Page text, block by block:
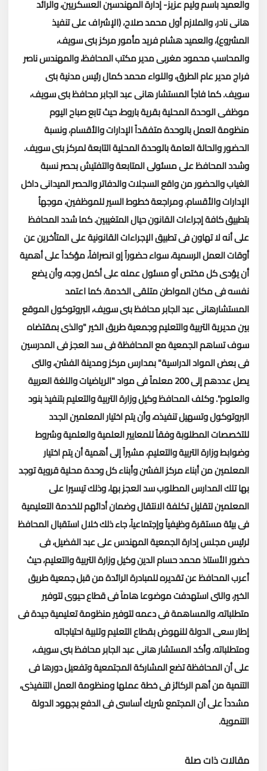
والعميد باسم وليم عزيز- إدارة المهندسين العسكريين، والرائد
هانى نادر، والملازم أول محمد صلاح، (الإشراف على تنفيذ
المشروع)، والعميد هشام فريد مأمور مركز بنى سويف،
والمحاسب محمود مغربى مدير مكتب المحافظ، والمهندس ناصر
فراج مدير عام الطرق، واللواء محمد كمال رئيس مدنية بنى
سويف.كما فاجأ المستشار هانى عبد الجابر محافظ بنى سويف،
موظفى الوحدة المحلية بقرية باروط، حيث تابع صباح اليوم
منظومة العمل بالوحدة متفقداً الإدارات والأقسام، ونسبة
الحضور والحالة العامة بالوحدة المحلية التابعة لمركز بنى سويف.
وشدد المحافظ على مسئولى المتابعة والتفتيش بحصر نسبة
الغياب والحضور من واقع السجلات والدفاتر والحصر الميدانى داخل
الإدارات والأقسام، ومراجعة خطوط السير للموظفين، موجهاُ
بتطبيق كافة إجراءات القانون حيال المتغيبين.كما شدد المحافظ
على أنه لا تهاون فى تطبيق الإجراءات القانونية على المتأخرين عن
أوقات العمل الرسمية، سواء حضوراً إو انصرافاً، مؤكداً على أهمية
أن يؤدى كل مختص أو مسئول عمله على أكمل وجه، وأن يضع
نفسه فى مكان المواطن متلقى الخدمة.كما اعتمد
المستشارهانى عبد الجابر محافظ بنى سويف، البروتوكول الموقع
بين مديرية التربية والتعليم وجمعية طريق الخير "والذى بمقتضاه
سوف تساهم الجمعية مع المحافظة فى سد العجز فى المدرسين
فى بعض المواد الدراسية" بمدارس مركز ومدينة الفشن، والتى
يصل عددهم إلى 200 معلماً فى مواد "الرياضيات واللغة العربية
والعلوم".وكلف المحافظ وكيل وزارة التربية والتعليم بتنفيذ بنود
البروتوكول وتسهيل تنفيذه، وأن يتم اختيار المعلمين الجدد
للتخصصات المطلوبة وفقاً للمعايير العلمية والعلمية وشروط
وضوابط وزارة التربية والتعليم، مشيراً إلى أهمية أن يتم اختيار
المعلمين من أبناء مركز الفشن وأبناء كل وحدة محلية قروية توجد
بها تلك المدارس المطلوب سد العجز بها، وذلك تيسيرا على
المعلمين لتقليل تكلفة الانتقال وضمان أدائهم للخدمة التعليمية
فى بيئة مستقرة وظيفياً وإجتماعياً،جاء ذلك خلال استقبال المحافظ
لرئيس مجلس إدارة الجمعية المهندس على عبد الفضيل، فى
حضور الأستاذ محمد حسام الدين وكيل وزارة التربية والتعليم، حيث
أعرب المحافظ عن تقديره للمبادرة الرائدة من قبل جمعية طريق
الخير، والتى استهدفت موضوعا هاماً فى قطاع حيوى لتوفير
متطلباته، والمساهمة فى دعمه لتوفير منظومة تعليمية جيدة فى
إطار سعى الدولة للنهوض بقطاع التعليم وتلبية احتياجاته
ومتطلباته.وأكد المستشار هانى عبد الجابر محافظ بنى سويف،
على أن المحافظة تضع المشاركة المجتمعية وتفعيل دورها فى
التنمية من أهم الركائز فى خطة عملها ومنظومة العمل التنفيذى،
مشدداً على أن المجتمع شريك أساسى فى الدفع بجهود الدولة
التنموية.
مقالات ذات صلة